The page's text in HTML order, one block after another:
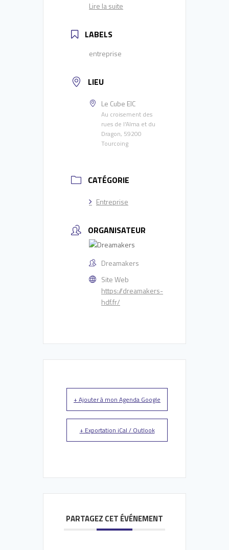
Lire la suite
LABELS
entreprise
LIEU
Le Cube EIC
Au croisement des
rues de l'Alma et du
Dragon, 59200
Tourcoing
CATÉGORIE
Entreprise
ORGANISATEUR
Dreamakers
Site Web
https://dreamakers-
hdf.fr/
+ Ajouter à mon Agenda Google
+ Exportation iCal / Outlook
PARTAGEZ CET ÉVÉNEMENT